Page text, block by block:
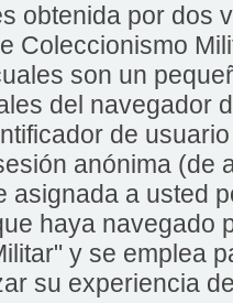
obtenida por dos
Coleccionismo
son un
del navegador
de
anónima (de
asignada a usted
haya navegado
y se emplea
su experiencia